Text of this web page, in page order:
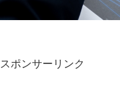
スポンサーリンク